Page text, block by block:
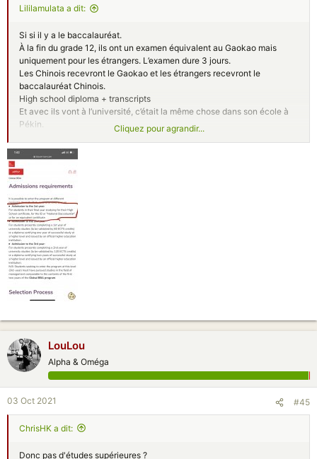
Lililamulata a dit:
Si si il y a le baccalauréat.
À la fin du grade 12, ils ont un examen équivalent au Gaokao mais
uniquement pour les étrangers. L’examen dure 3 jours.
Les Chinois recevront le Gaokao et les étrangers recevront le
baccalauréat Chinois.
High school diploma + transcripts
Et avec ils vont à l’université, c’était la même chose dans son école à
Pékin.
Ils peuvent s’inscrire n’importe où dans le monde.
Son école à Pékin, des élèves sont partis aux US, Allemagne, Hollande,
Russie et un Français il y a 5 ans, il a été accepté à l’université de Nice.
Et d’autres ont continué à étudier en Chine, Tsinghua, Keji daxue,
jiatong university, Fudan et autres.
Cliquez pour agrandir...
LouLou
Alpha & Oméga
03 Oct 2021 #45
ChrisHK a dit:
Donc pas d'études supérieures ?